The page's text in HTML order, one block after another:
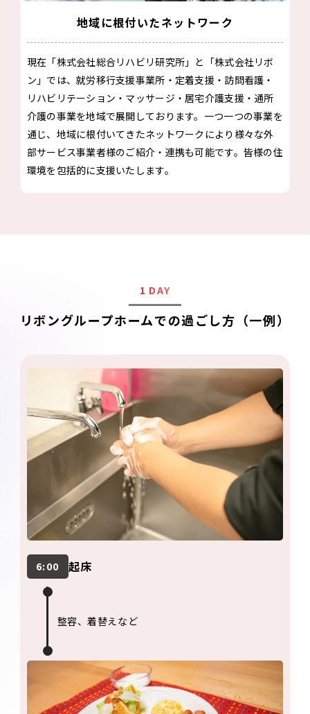
地域に根付いたネットワーク
現在「株式会社総合リハビリ研究所」と「株式会社リボ
ン」では、就労移行支援事業所・定着支援・訪問看護・
リハビリテーション・マッサージ・居宅介護支援・通所
介護の事業を地域で展開しております。一つ一つの事業を
通じ、地域に根付いてきたネットワークにより様々な外
部サービス事業者様のご紹介・連携も可能です。皆様の住
環境を包括的に支援いたします。
1 DAY
リボングループホームでの過ごし方（一例）
6:00 起床
整容、着替えなど